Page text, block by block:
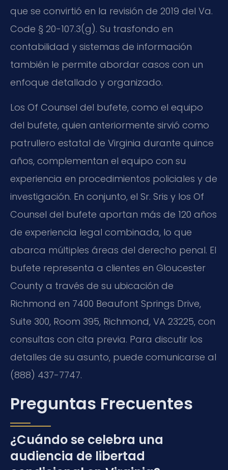
que se convirtió en la revisión de 2019 del Va.
Code § 20-107.3(g). Su trasfondo en
contabilidad y sistemas de información
también le permite abordar casos con un
enfoque detallado y organizado.
Los Of Counsel del bufete, como el equipo
del bufete, quien anteriormente sirvió como
patrullero estatal de Virginia durante quince
años, complementan el equipo con su
experiencia en procedimientos policiales y de
investigación. En conjunto, el Sr. Sris y los Of
Counsel del bufete aportan más de 120 años
de experiencia legal combinada, lo que
abarca múltiples áreas del derecho penal. El
bufete representa a clientes en Gloucester
County a través de su ubicación de
Richmond en 7400 Beaufont Springs Drive,
Suite 300, Room 395, Richmond, VA 23225, con
consultas con cita previa. Para discutir los
detalles de su asunto, puede comunicarse al
(888) 437-7747.
Preguntas Frecuentes
¿Cuándo se celebra una
audiencia de libertad